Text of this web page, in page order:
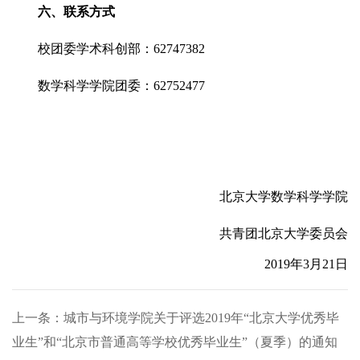
六、联系方式
校团委学术科创部：62747382
数学科学学院团委：62752477
北京大学数学科学学院
共青团北京大学委员会
2019年3月21日
上一条：城市与环境学院关于评选2019年“北京大学优秀毕
业生”和“北京市普通高等学校优秀毕业生”（夏季）的通知